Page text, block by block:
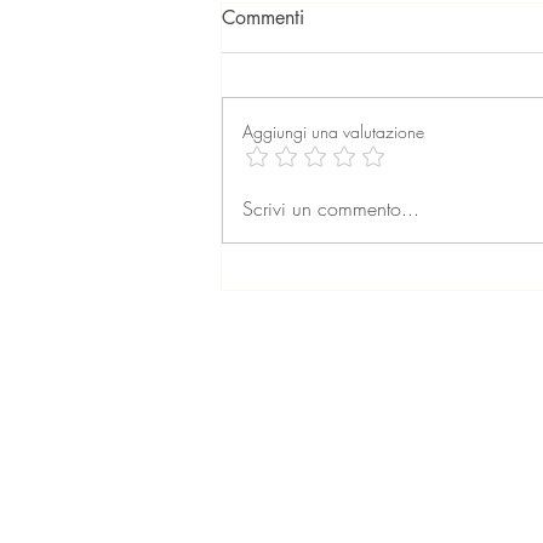
La professione dell’agente
Commenti
Aggiungi una valutazione
Scrivi un commento...